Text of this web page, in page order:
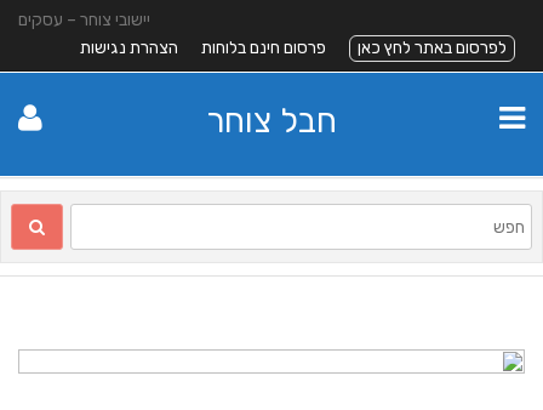
יישובי צוחר – עסקים
לפרסום באתר לחץ כאן
פרסום חינם בלוחות הצהרת נגישות
חבל צוחר